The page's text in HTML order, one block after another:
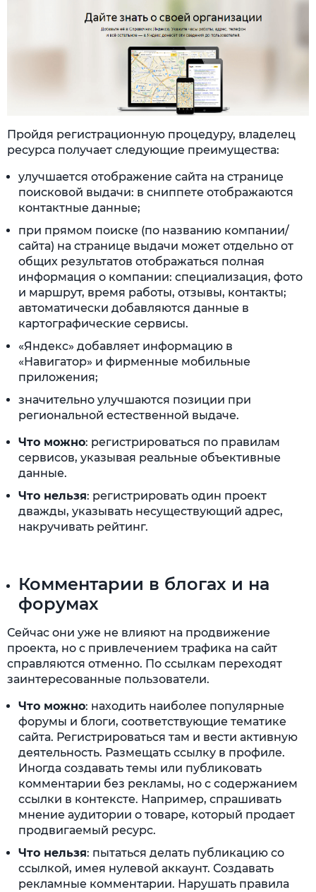
Пройдя регистрационную процедуру, владелец
ресурса получает следующие преимущества:
улучшается отображение сайта на странице
поисковой выдачи: в сниппете отображаются
контактные данные;
при прямом поиске (по названию компании/
сайта) на странице выдачи может отдельно от
общих результатов отображаться полная
информация о компании: специализация, фото
и маршрут, время работы, отзывы, контакты;
автоматически добавляются данные в
картографические сервисы.
«Яндекс» добавляет информацию в
«Навигатор» и фирменные мобильные
приложения;
значительно улучшаются позиции при
региональной естественной выдаче.
Что можно: регистрироваться по правилам
сервисов, указывая реальные объективные
данные.
Что нельзя: регистрировать один проект
дважды, указывать несуществующий адрес,
накручивать рейтинг.
Комментарии в блогах и на
форумах
Сейчас они уже не влияют на продвижение
проекта, но с привлечением трафика на сайт
справляются отменно. По ссылкам переходят
заинтересованные пользователи.
Что можно: находить наиболее популярные
форумы и блоги, соответствующие тематике
сайта. Регистрироваться там и вести активную
деятельность. Размещать ссылку в профиле.
Иногда создавать темы или публиковать
комментарии без рекламы, но с содержанием
ссылки в контексте. Например, спрашивать
мнение аудитории о товаре, который продает
продвигаемый ресурс.
Что нельзя: пытаться делать публикацию со
ссылкой, имея нулевой аккаунт. Создавать
рекламные комментарии. Нарушать правила